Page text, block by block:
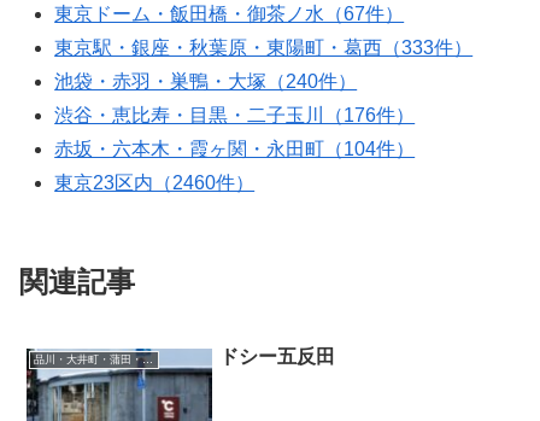
東京ドーム・飯田橋・御茶ノ水（67件）
東京駅・銀座・秋葉原・東陽町・葛西（333件）
池袋・赤羽・巣鴨・大塚（240件）
渋谷・恵比寿・目黒・二子玉川（176件）
赤坂・六本木・霞ヶ関・永田町（104件）
東京23区内（2460件）
関連記事
品川・大井町・蒲田・羽田空港 ドシー五反田